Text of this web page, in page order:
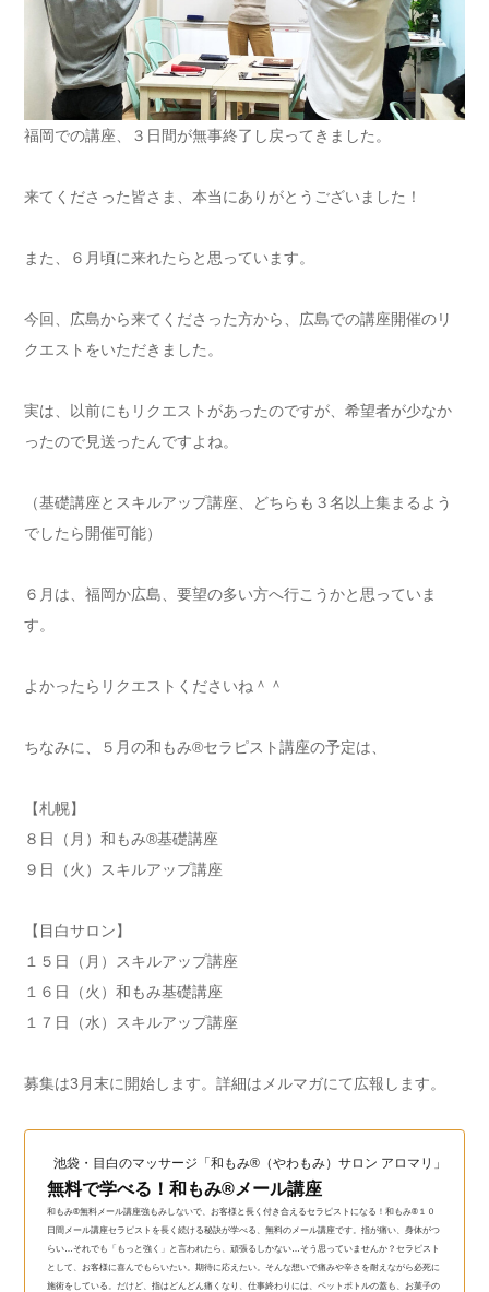
福岡での講座、３日間が無事終了し戻ってきました。
来てくださった皆さま、本当にありがとうございました！
また、６月頃に来れたらと思っています。
今回、広島から来てくださった方から、広島での講座開催のリ
クエストをいただきました。
実は、以前にもリクエストがあったのですが、希望者が少なか
ったので見送ったんですよね。
（基礎講座とスキルアップ講座、どちらも３名以上集まるよう
でしたら開催可能）
６月は、福岡か広島、要望の多い方へ行こうかと思っていま
す。
よかったらリクエストくださいね＾＾
ちなみに、５月の和もみ®セラピスト講座の予定は、
【札幌】
８日（月）和もみ®基礎講座
９日（火）スキルアップ講座
【目白サロン】
１５日（月）スキルアップ講座
１６日（火）和もみ基礎講座
１７日（水）スキルアップ講座
募集は3月末に開始します。詳細はメルマガにて広報します。
池袋・目白のマッサージ「和もみ®（やわもみ）サロン アロマリ」（和
無料で学べる！和もみ®メール講座
和もみ®無料メール講座強もみしないで、お客様と長く付き合えるセラピストになる！和もみ®１０
日間メール講座セラピストを長く続ける秘訣が学べる、無料のメール講座です。指が痛い、身体がつ
らい…それでも「もっと強く」と言われたら、頑張るしかない…そう思っていませんか？セラピスト
として、お客様に喜んでもらいたい。期待に応えたい。そんな想いで痛みや辛さを耐えながら必死に
施術をしている。だけど、指はどんどん痛くなり、仕事終わりには、ペットボトルの蓋も、お菓子の